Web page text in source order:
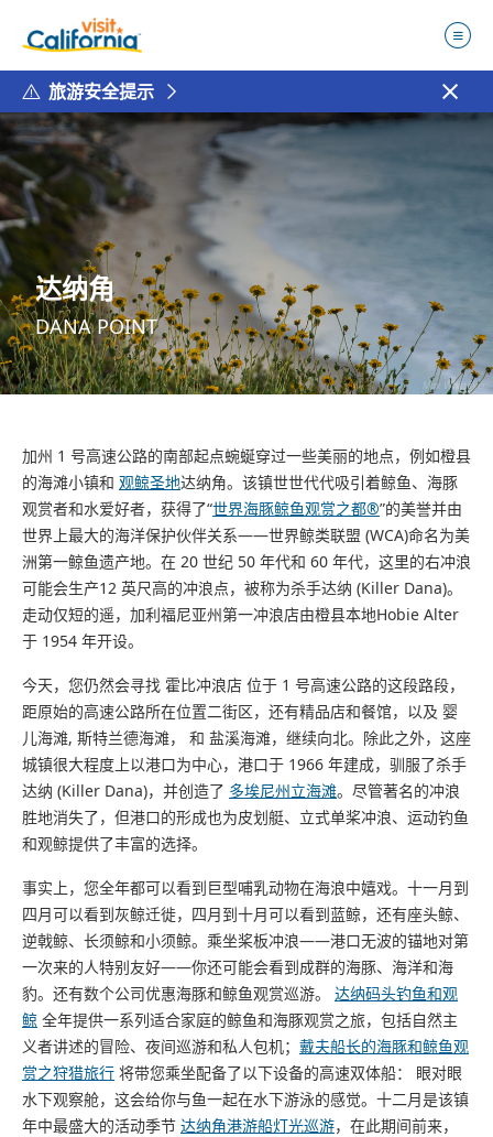
旅游安全提示
Max Whittaker
达纳角
DANA POINT
加州 1 号高速公路的南部起点蜿蜒穿过一些美丽的地点，例如橙县
的海滩小镇和 观鲸圣地达纳角。该镇世世代代吸引着鲸鱼、海豚
观赏者和水爱好者，获得了“世界海豚鲸鱼观赏之都®”的美誉并由
世界上最大的海洋保护伙伴关系——世界鲸类联盟 (WCA)命名为美
洲第一鲸鱼遗产地。在 20 世纪 50 年代和 60 年代，这里的右冲浪
可能会生产12 英尺高的冲浪点，被称为杀手达纳 (Killer Dana)。
走动仅短的遥，加利福尼亚州第一冲浪店由橙县本地Hobie Alter
于 1954 年开设。
今天，您仍然会寻找 霍比冲浪店 位于 1 号高速公路的这段路段，
距原始的高速公路所在位置二街区，还有精品店和餐馆，以及 婴
儿海滩, 斯特兰德海滩， 和 盐溪海滩，继续向北。除此之外，这座
城镇很大程度上以港口为中心，港口于 1966 年建成，驯服了杀手
达纳 (Killer Dana)，并创造了 多埃尼州立海滩。尽管著名的冲浪
胜地消失了，但港口的形成也为皮划艇、立式单桨冲浪、运动钓鱼
和观鲸提供了丰富的选择。
事实上，您全年都可以看到巨型哺乳动物在海浪中嬉戏。十一月到
四月可以看到灰鲸迁徙，四月到十月可以看到蓝鲸，还有座头鲸、
逆戟鲸、长须鲸和小须鲸。乘坐桨板冲浪——港口无波的锚地对第
一次来的人特别友好——你还可能会看到成群的海豚、海洋和海
豹。还有数个公司优惠海豚和鲸鱼观赏巡游。 达纳码头钓鱼和观
鲸 全年提供一系列适合家庭的鲸鱼和海豚观赏之旅，包括自然主
义者讲述的冒险、夜间巡游和私人包机； 戴夫船长的海豚和鲸鱼观
赏之狩猎旅行 将带您乘坐配备了以下设备的高速双体船： 眼对眼
水下观察舱，这会给你与鱼一起在水下游泳的感觉。十二月是该镇
年中最盛大的活动季节 达纳角港游船灯光巡游，在此期间前来，